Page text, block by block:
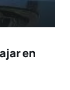
en